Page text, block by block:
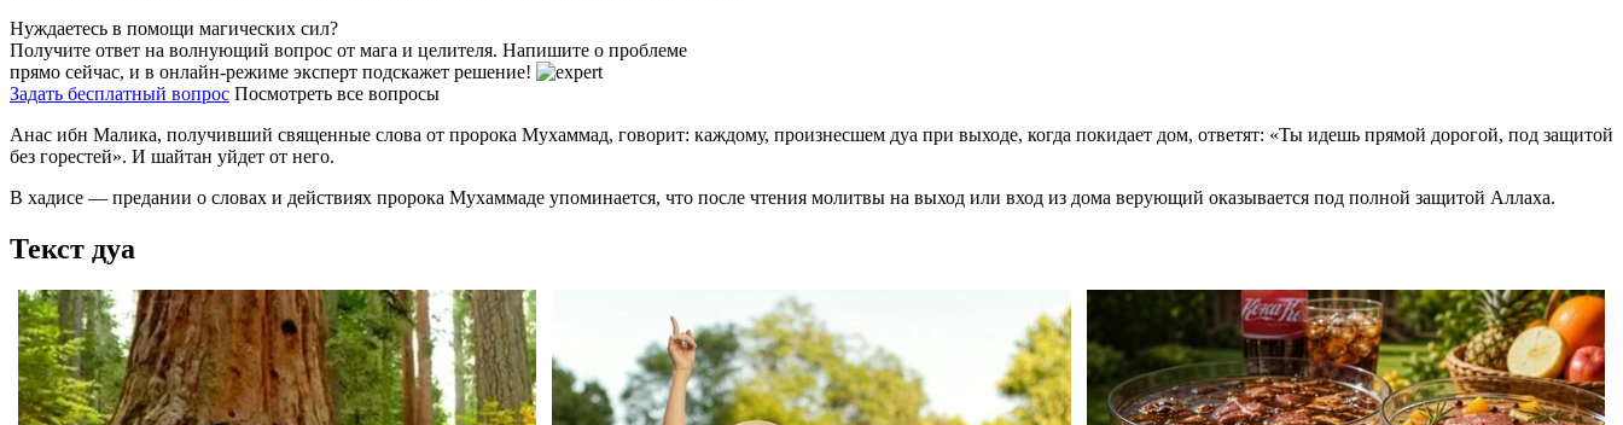
Нуждаетесь в помощи магических сил?
Получите ответ на волнующий вопрос от мага и целителя. Напишите о проблеме
прямо сейчас, и в онлайн-режиме эксперт подскажет решение!
Задать бесплатный вопрос Посмотреть все вопросы
Анас ибн Малика, получивший священные слова от пророка Мухаммад, говорит: каждому, произнесшем дуа при выходе, когда покидает дом, ответят: «Ты идешь прямой дорогой, под защитой
без горестей». И шайтан уйдет от него.
В хадисе — предании о словах и действиях пророка Мухаммаде упоминается, что после чтения молитвы на выход или вход из дома верующий оказывается под полной защитой Аллаха.
Текст дуа